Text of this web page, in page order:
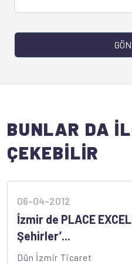
BUNLAR DA
ÇEKEBİLİR
06-04-2012
İzmir de PLACE
Şehirler’...
Dün İzmir Ticaret